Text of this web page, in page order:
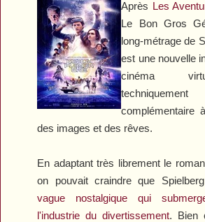
Après Les
Le Bon Gros
long-métrage de
est une nouvelle
cinéma
complémentaire
des images et des rêves.
En adaptant très librement le
on pouvait craindre que
vague nostalgique qui
l'industrie du divertissement. Bien